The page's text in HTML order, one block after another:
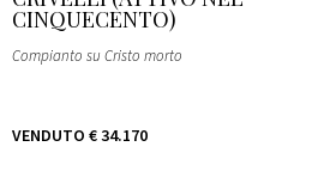
CINQUECENTO)
Compianto su Cristo morto
VENDUTO € 34.170